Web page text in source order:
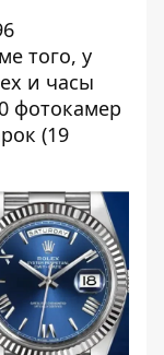
того, у
и часы
фотокамер
(19